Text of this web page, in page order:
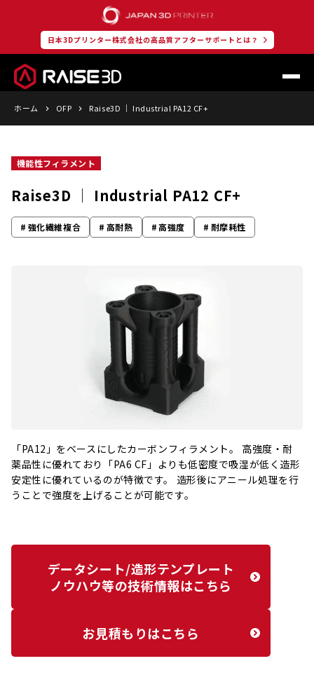
日本3Dプリンター株式会社の高品質アフターサポートとは？
ホーム OFP Raise3D │ Industrial PA12 CF+
機能性フィラメント
Raise3D │ Industrial PA12 CF+
強化繊維複合 高耐熱 高強度 耐摩耗性
「PA12」をベースにしたカーボンフィラメント。 高強度・耐
薬品性に優れており「PA6 CF」よりも低密度で吸湿が低く造形
安定性に優れているのが特徴です。 造形後にアニール処理を行
うことで強度を上げることが可能です。
データシート/造形テンプレート
ノウハウ等の技術情報はこちら
お見積もりはこちら